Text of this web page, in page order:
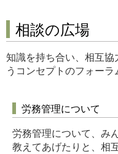
相談の広場
知識を持ち合い、相互
うコンセプトのフォーラ
労務管理について
労務管理について、み
教えてあげたりと、相